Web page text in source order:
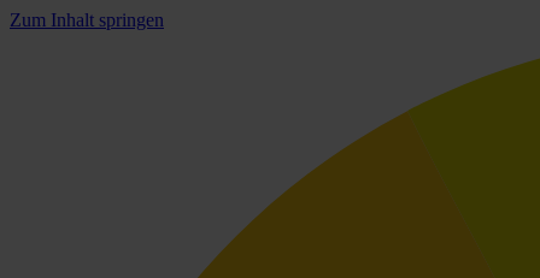
Zum Inhalt springen